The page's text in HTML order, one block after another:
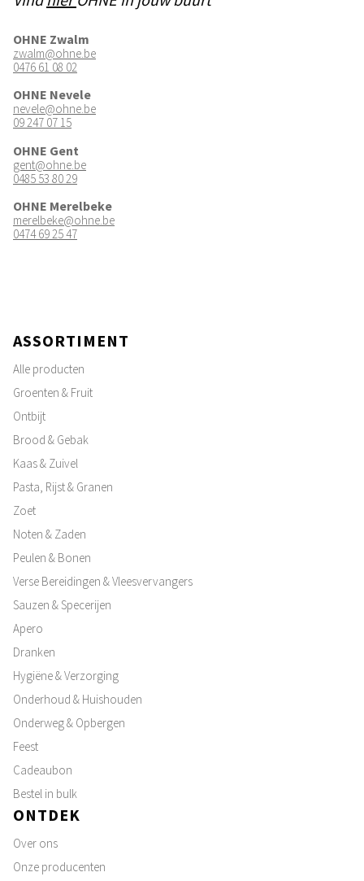
OHNE Zwalm
zwalm@ohne.be
0476 61 08 02
OHNE Nevele
nevele@ohne.be
09 247 07 15
OHNE Gent
gent@ohne.be
0485 53 80 29
OHNE Merelbeke
merelbeke@ohne.be
0474 69 25 47
ASSORTIMENT
Alle producten
Groenten & Fruit
Ontbijt
Brood & Gebak
Kaas & Zuivel
Pasta, Rijst & Granen
Zoet
Noten & Zaden
Peulen & Bonen
Verse Bereidingen & Vleesvervangers
Sauzen & Specerijen
Apero
Dranken
Hygiëne & Verzorging
Onderhoud & Huishouden
Onderweg & Opbergen
Feest
Cadeaubon
Bestel in bulk
ONTDEK
Over ons
Onze producenten